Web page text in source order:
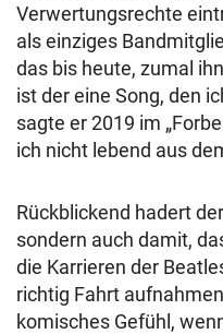
Verwertungsrechte
als einziges
das bis heute, zumal
ist der eine Song, den
sagte er 2019 im
ich nicht lebend aus
Rückblickend hadert
sondern auch damit,
die Karrieren der
richtig Fahrt
komisches Gefühl,